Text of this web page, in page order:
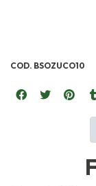
COD. BSOZUCO10